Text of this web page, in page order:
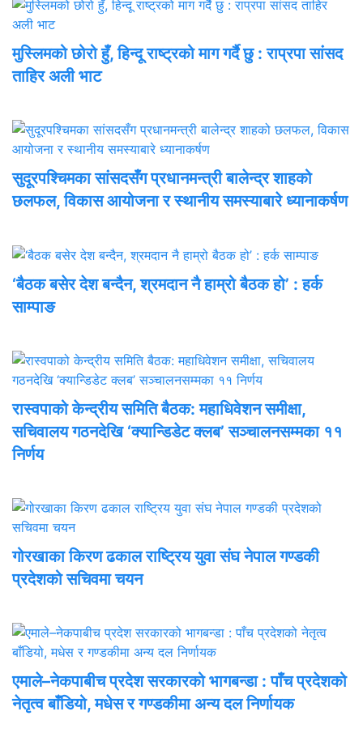
मुस्लिमको छोरो हुँ, हिन्दू राष्ट्रको माग गर्दै छु : राप्रपा सांसद
ताहिर अली भाट
सुदूरपश्चिमका सांसदसँग प्रधानमन्त्री बालेन्द्र शाहको
छलफल, विकास आयोजना र स्थानीय समस्याबारे ध्यानाकर्षण
‘बैठक बसेर देश बन्दैन, श्रमदान नै हाम्रो बैठक हो’ : हर्क
साम्पाङ
रास्वपाको केन्द्रीय समिति बैठक: महाधिवेशन समीक्षा,
सचिवालय गठनदेखि ‘क्यान्डिडेट क्लब’ सञ्चालनसम्मका ११
निर्णय
गोरखाका किरण ढकाल राष्ट्रिय युवा संघ नेपाल गण्डकी
प्रदेशको सचिवमा चयन
एमाले–नेकपाबीच प्रदेश सरकारको भागबन्डा : पाँच प्रदेशको
नेतृत्व बाँडियो, मधेस र गण्डकीमा अन्य दल निर्णायक